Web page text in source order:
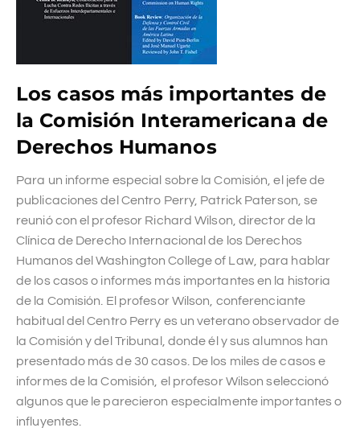
Los casos más importantes de
la Comisión Interamericana de
Derechos Humanos
Para un informe especial sobre la Comisión, el jefe de
publicaciones del Centro Perry, Patrick Paterson, se
reunió con el profesor Richard Wilson, director de la
Clínica de Derecho Internacional de los Derechos
Humanos del Washington College of Law, para hablar
de los casos o informes más importantes en la historia
de la Comisión. El profesor Wilson, conferenciante
habitual del Centro Perry es un veterano observador de
la Comisión y del Tribunal, donde él y sus alumnos han
presentado más de 30 casos. De los miles de casos e
informes de la Comisión, el profesor Wilson seleccionó
algunos que le parecieron especialmente importantes o
influyentes.